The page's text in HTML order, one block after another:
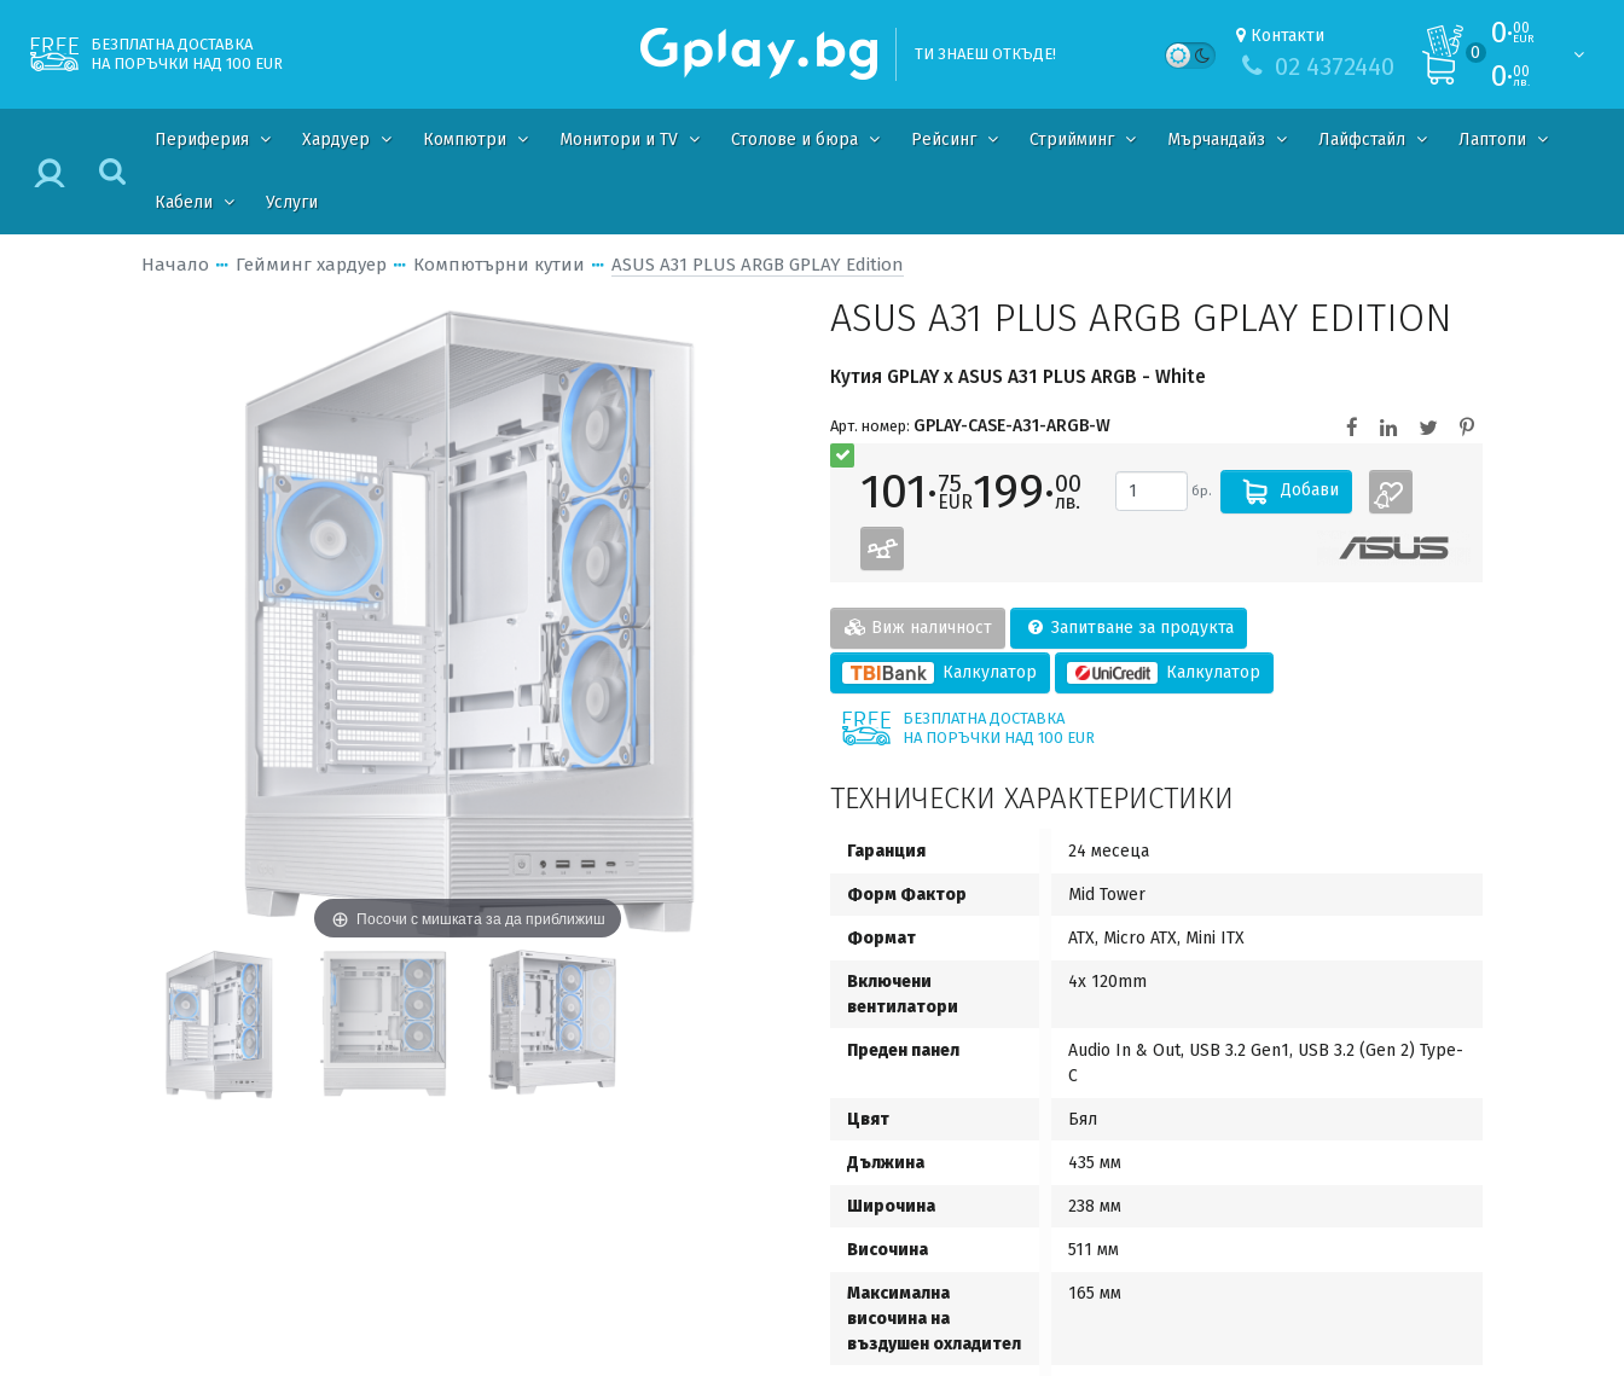
БЕЗПЛАТНА ДОСТАВКА
НА ПОРЪЧКИ НАД 100 EUR
ТИ ЗНАЕШ ОТКЪДЕ!
Контакти
02 4372440 0
0·00
EUR
0·00
лв.
Периферия Хардуер Компютри Монитори и TV Столове и бюра Рейсинг Стрийминг Мърчандайз Лайфстайл Лаптопи
Кабели Услуги
Начало Гейминг хардуер Компютърни кутии ASUS A31 PLUS ARGB GPLAY Edition
Посочи с мишката за да приближиш
ASUS A31 PLUS ARGB GPLAY EDITION
Кутия GPLAY x ASUS A31 PLUS ARGB - White
Арт. номер: GPLAY-CASE-A31-ARGB-W
101·75
EUR199·00
лв. бр. Добави
Виж наличност Запитване за продукта
Калкулатор Калкулатор
БЕЗПЛАТНА ДОСТАВКА
НА ПОРЪЧКИ НАД 100 EUR
ТЕХНИЧЕСКИ ХАРАКТЕРИСТИКИ
Гаранция 24 месеца
Форм Фактор Mid Tower
Формат ATX, Micro ATX, Mini ITX
Включени
вентилатори
4x 120mm
Преден панел
Audio In & Out, USB 3.2 Gen1, USB 3.2 (Gen 2) Type-
C
Цвят Бял
Дължина 435 мм
Широчина 238 мм
Височина 511 мм
Максимална
височина на
въздушен охладител
165 мм